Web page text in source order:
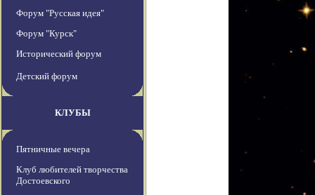
Форум "Русская идея"
Форум "Курск"
Исторический форум
Детский форум
КЛУБЫ
Пятничные вечера
Клуб любителей творчества
Достоевского